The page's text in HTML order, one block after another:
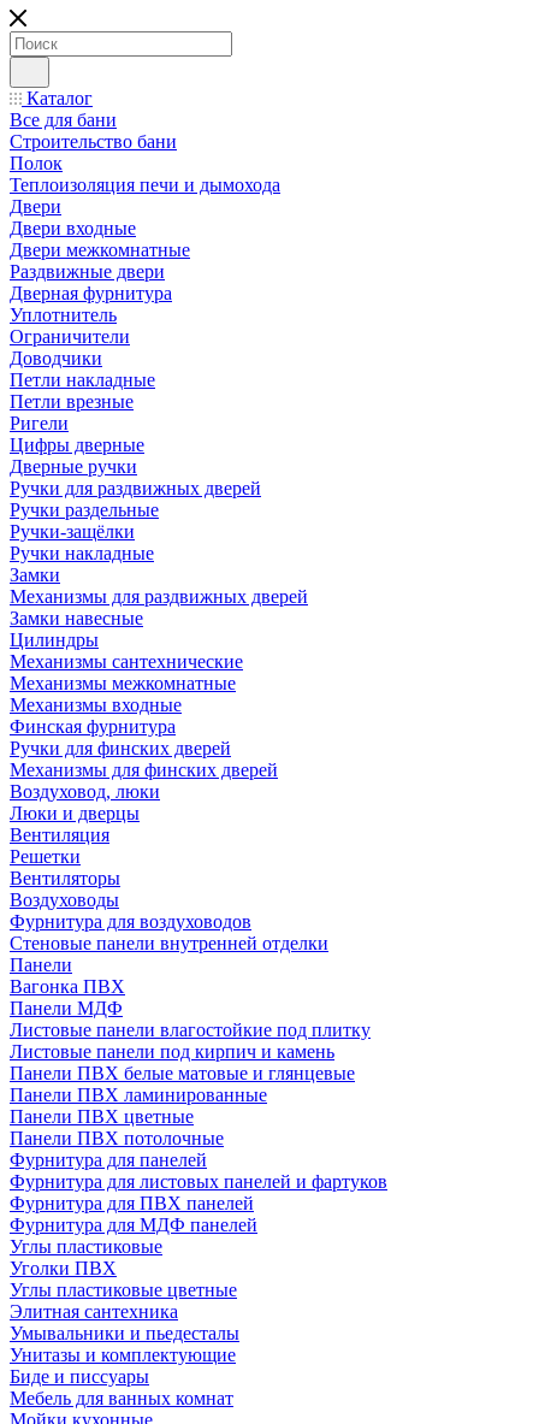
Каталог
Все для бани
Строительство бани
Полок
Теплоизоляция печи и дымохода
Двери
Двери входные
Двери межкомнатные
Раздвижные двери
Дверная фурнитура
Уплотнитель
Ограничители
Доводчики
Петли накладные
Петли врезные
Ригели
Цифры дверные
Дверные ручки
Ручки для раздвижных дверей
Ручки раздельные
Ручки-защёлки
Ручки накладные
Замки
Механизмы для раздвижных дверей
Замки навесные
Цилиндры
Механизмы сантехнические
Механизмы межкомнатные
Механизмы входные
Финская фурнитура
Ручки для финских дверей
Механизмы для финских дверей
Воздуховод, люки
Люки и дверцы
Вентиляция
Решетки
Вентиляторы
Воздуховоды
Фурнитура для воздуховодов
Стеновые панели внутренней отделки
Панели
Вагонка ПВХ
Панели МДФ
Листовые панели влагостойкие под плитку
Листовые панели под кирпич и камень
Панели ПВХ белые матовые и глянцевые
Панели ПВХ ламинированные
Панели ПВХ цветные
Панели ПВХ потолочные
Фурнитура для панелей
Фурнитура для листовых панелей и фартуков
Фурнитура для ПВХ панелей
Фурнитура для МДФ панелей
Углы пластиковые
Уголки ПВХ
Углы пластиковые цветные
Элитная сантехника
Умывальники и пьедесталы
Унитазы и комплектующие
Биде и писсуары
Мебель для ванных комнат
Мойки кухонные